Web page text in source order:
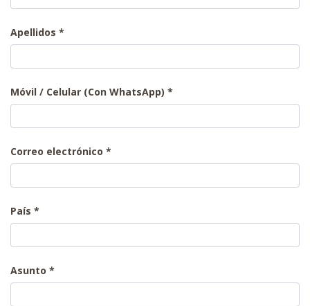
Apellidos
Móvil / Celular (Con WhatsApp)
Correo electrónico
País
Asunto